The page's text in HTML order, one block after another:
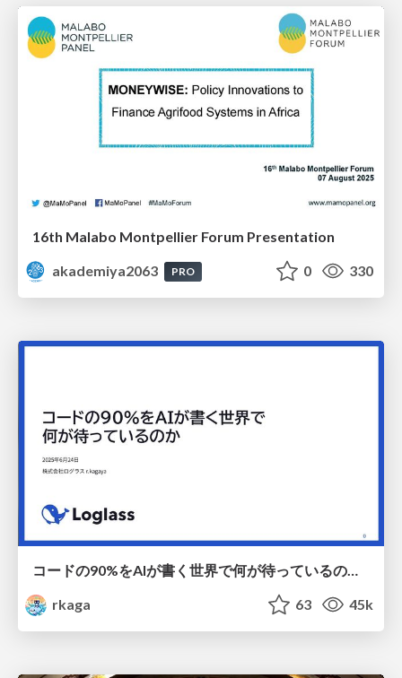
16th Malabo Montpellier Forum Presentation
akademiya2063
PRO 0 330
コードの90%をAIが書く世界で何が待っているのか / What awaits us in a world where 90% of the code is written by AI
rkaga
63 45k